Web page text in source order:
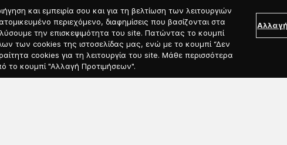
ΔΙΑΧΕΙΡΙΣΗ ΚΡΑΤΗΣΗΣ
Αίτημα Αλλαγής Κράτησης/
Εισιτηρίου
ΒΡΕΙΤΕ ΜΑΣ
και εμπειρία σου και για τη βελτίωση των λειτουργιών
περιεχόμενο, διαφημίσεις που βασίζονται στα
την επισκεψιμότητα του site. Πατώντας το κουμπί
των cookies της ιστοσελίδας μας, ενώ με το κουμπί “Δεν
cookies για τη λειτουργία του site. Μάθε περισσότερα
το κουμπί "Αλλαγή Προτιμήσεων".